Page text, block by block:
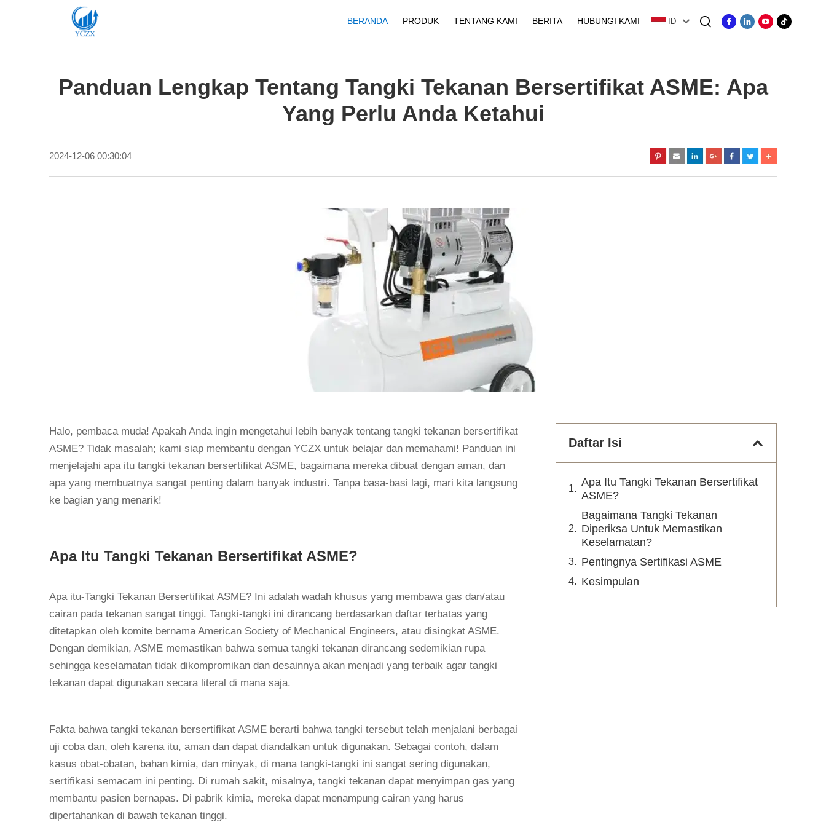
BERANDA PRODUK TENTANG KAMI BERITA HUBUNGI KAMI ID
Panduan Lengkap Tentang Tangki Tekanan Bersertifikat ASME: Apa
Yang Perlu Anda Ketahui
2024-12-06 00:30:04
Halo, pembaca muda! Apakah Anda ingin mengetahui lebih banyak tentang tangki tekanan bersertifikat
ASME? Tidak masalah; kami siap membantu dengan YCZX untuk belajar dan memahami! Panduan ini
menjelajahi apa itu tangki tekanan bersertifikat ASME, bagaimana mereka dibuat dengan aman, dan
apa yang membuatnya sangat penting dalam banyak industri. Tanpa basa-basi lagi, mari kita langsung
ke bagian yang menarik!
Apa Itu Tangki Tekanan Bersertifikat ASME?
Apa itu-Tangki Tekanan Bersertifikat ASME? Ini adalah wadah khusus yang membawa gas dan/atau
cairan pada tekanan sangat tinggi. Tangki-tangki ini dirancang berdasarkan daftar terbatas yang
ditetapkan oleh komite bernama American Society of Mechanical Engineers, atau disingkat ASME.
Dengan demikian, ASME memastikan bahwa semua tangki tekanan dirancang sedemikian rupa
sehingga keselamatan tidak dikompromikan dan desainnya akan menjadi yang terbaik agar tangki
tekanan dapat digunakan secara literal di mana saja.
Fakta bahwa tangki tekanan bersertifikat ASME berarti bahwa tangki tersebut telah menjalani berbagai
uji coba dan, oleh karena itu, aman dan dapat diandalkan untuk digunakan. Sebagai contoh, dalam
kasus obat-obatan, bahan kimia, dan minyak, di mana tangki-tangki ini sangat sering digunakan,
sertifikasi semacam ini penting. Di rumah sakit, misalnya, tangki tekanan dapat menyimpan gas yang
membantu pasien bernapas. Di pabrik kimia, mereka dapat menampung cairan yang harus
dipertahankan di bawah tekanan tinggi.
Daftar Isi
Apa Itu Tangki Tekanan Bersertifikat
ASME?
Bagaimana Tangki Tekanan
Diperiksa Untuk Memastikan
Keselamatan?
Pentingnya Sertifikasi ASME
Kesimpulan